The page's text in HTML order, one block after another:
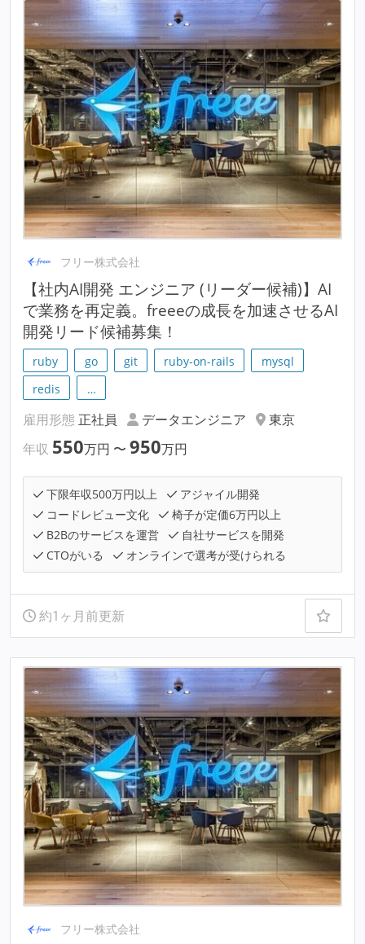
フリー株式会社
【社内AI開発 エンジニア (リーダー候補)】AI
で業務を再定義。freeeの成長を加速させるAI
開発リード候補募集！
ruby go git ruby-on-rails
mysql
redis
…
雇用形態 正社員 データエンジニア
東京
年収 550万円 〜 950万円
下限年収500万円以上
アジャイル開発
コードレビュー文化
椅子が定価6万円以上
B2Bのサービスを運営
自社サービスを開発
CTOがいる
オンラインで選考が受けられる
約1ヶ月前更新
フリー株式会社